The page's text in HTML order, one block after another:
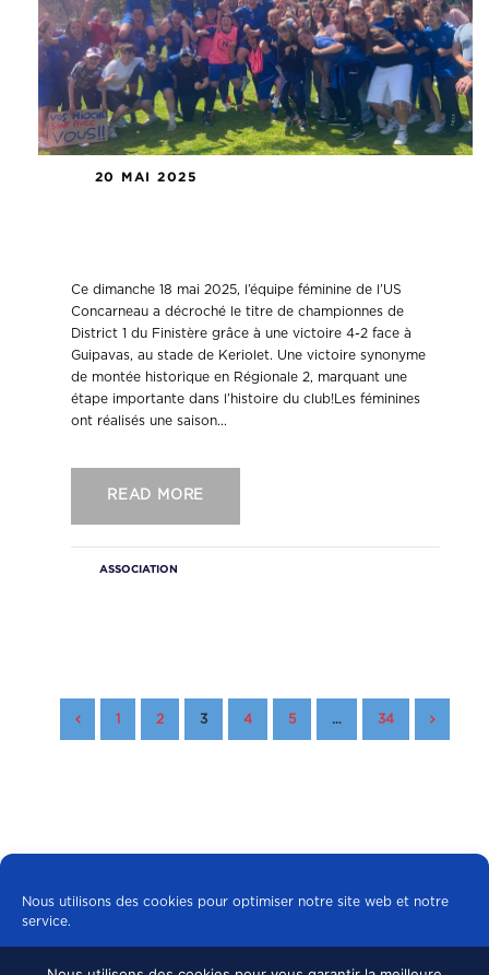
Nous utilisons des cookies pour optimiser notre site web et notre
service.
20 MAI 2025
Ce dimanche 18 mai 2025, l’équipe féminine de l’US
Concarneau a décroché le titre de championnes de
District 1 du Finistère grâce à une victoire 4-2 face à
Guipavas, au stade de Keriolet. Une victoire synonyme
de montée historique en Régionale 2, marquant une
étape importante dans l’histoire du club!Les féminines
ont réalisés une saison...
READ MORE
ASSOCIATION
1 2 3 4 5 … 34